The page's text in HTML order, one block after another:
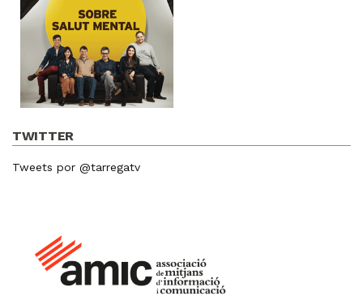
TWITTER
Tweets por @tarregatv